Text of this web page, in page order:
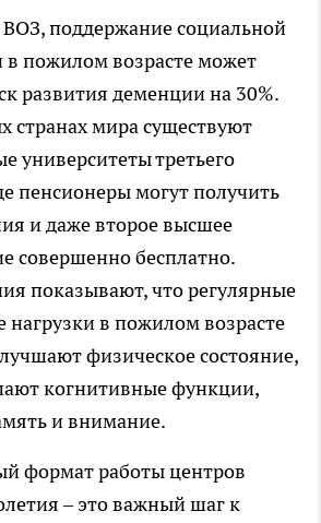
поддержание социальной
в пожилом возрасте может
развития деменции на 30%.
странах мира существуют
университеты третьего
пенсионеры могут получить
и даже второе высшее
совершенно бесплатно.
показывают, что регулярные
нагрузки в пожилом возрасте
физическое состояние,
когнитивные функции,
и внимание.
формат работы центров
– это важный шаг к